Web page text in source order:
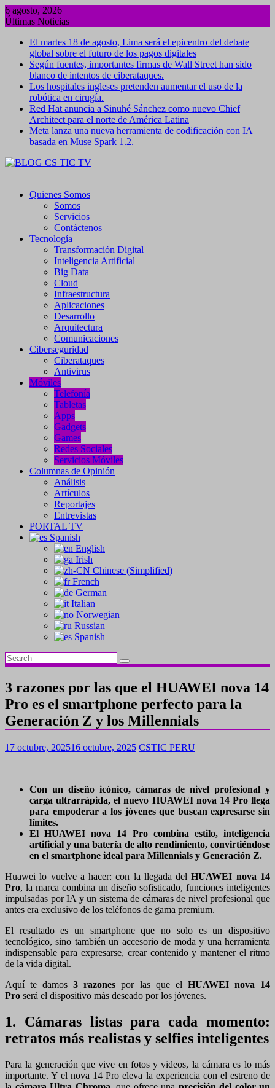
Saltar
al
6 agosto, 2026
Últimas Noticias
El martes 18 de agosto, Lima será el epicentro del debate
global sobre el futuro de los pagos digitales
Según fuentes, importantes firmas de Wall Street han sido
blanco de intentos de ciberataques.
Los hospitales ingleses pretenden aumentar el uso de la
robótica en cirugía.
Red Hat anuncia a Sinuhé Sánchez como nuevo Chief
Architect para el norte de América Latina
Meta lanza una nueva herramienta de codificación con IA
basada en Muse Spark 1.2.
Quienes Somos
Somos
Servicios
Contáctenos
Tecnología
Transformación Digital
Inteligencia Artificial
Big Data
Cloud
Infraestructura
Aplicaciones
Desarrollo
Arquitectura
Comunicaciones
Ciberseguridad
Ciberataques
Antivirus
Móviles
Telefonía
Tabletas
Apps
Gadgets
Games
Redes Sociales
Servicios Móviles
Columnas de Opinión
Análisis
Artículos
Reportajes
Entrevistas
PORTAL TV
Spanish
English
Irish
Chinese (Simplified)
French
German
Italian
Norwegian
Russian
Spanish
3 razones por las que el HUAWEI nova 14
Pro es el smartphone perfecto para la
Generación Z y los Millennials
17 octubre, 202516 octubre, 2025 CSTIC PERU
Con un diseño icónico, cámaras de nivel profesional y
carga ultrarrápida, el nuevo HUAWEI nova 14 Pro llega
para empoderar a los jóvenes que buscan expresarse sin
límites.
El HUAWEI nova 14 Pro combina estilo, inteligencia
artificial y una batería de alto rendimiento, convirtiéndose
en el smartphone ideal para Millennials y Generación Z.
Huawei lo vuelve a hacer: con la llegada delHUAWEI nova 14
Pro, la marca combina un diseño sofisticado, funciones inteligentes
impulsadas por IA y un sistema de cámaras de nivel profesional que
antes era exclusivo de los teléfonos de gama premium.
El resultado es un smartphone que no solo es un dispositivo
tecnológico, sino también un accesorio de moda y una herramienta
indispensable para expresarse, crear contenido y mantener el ritmo
de la vida digital.
Aquí te damos3 razones por las que el HUAWEI nova 14
Pro será el dispositivo más deseado por los jóvenes.
1. Cámaras listas para cada momento:
retratos más realistas y selfies inteligentes
Para la generación que vive en fotos y videos, la cámara es lo más
importante. Y el nova 14 Pro eleva la experiencia con el estreno de